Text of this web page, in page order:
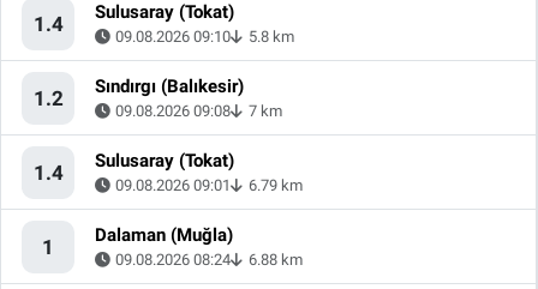
1.4 Sulusaray (Tokat)
09.08.2026 09:10 5.8 km
1.2 Sındırgı (Balıkesir)
09.08.2026 09:08 7 km
1.4 Sulusaray (Tokat)
09.08.2026 09:01 6.79 km
1 Dalaman (Muğla)
09.08.2026 08:24 6.88 km